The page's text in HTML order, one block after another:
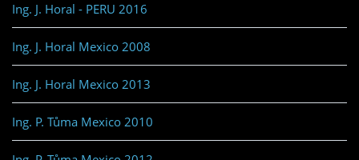
Ing. J. Horal - PERU 2016
Ing. J. Horal Mexico 2008
Ing. J. Horal Mexico 2013
Ing. P. Tůma Mexico 2010